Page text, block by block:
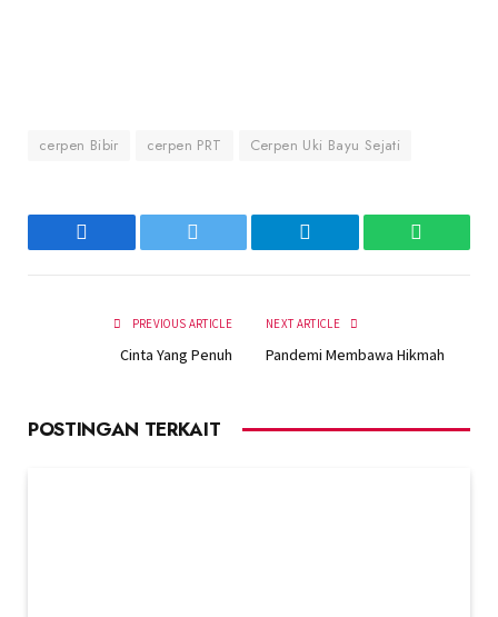
cerpen Bibir cerpen PRT Cerpen Uki Bayu Sejati
Facebook Twitter Telegram
PREVIOUS ARTICLE
Cinta Yang Penuh
NEXT ARTICLE
Pandemi Membawa Hikmah
POSTINGAN TERKAIT